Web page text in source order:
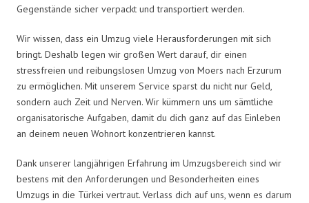
Gegenstände sicher verpackt und transportiert werden.
Wir wissen, dass ein Umzug viele Herausforderungen mit sich
bringt. Deshalb legen wir großen Wert darauf, dir einen
stressfreien und reibungslosen Umzug von Moers nach Erzurum
zu ermöglichen. Mit unserem Service sparst du nicht nur Geld,
sondern auch Zeit und Nerven. Wir kümmern uns um sämtliche
organisatorische Aufgaben, damit du dich ganz auf das Einleben
an deinem neuen Wohnort konzentrieren kannst.
Dank unserer langjährigen Erfahrung im Umzugsbereich sind wir
bestens mit den Anforderungen und Besonderheiten eines
Umzugs in die Türkei vertraut. Verlass dich auf uns, wenn es darum